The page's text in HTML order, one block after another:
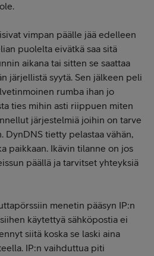
vimpan päälle jää edelleen
puolelta eivätkä saa sitä
aikana tai sitten se saattaa
järjellistä syytä. Sen jälkeen peli
rumba ihan jo
ties mihin asti riippuen miten
järjestelmiä joihin on tarve
DynDNS tietty pelastaa vähän,
paikkaan. Ikävin tilanne on jos
päällä ja tarvitset yhteyksiä
menetin pääsyn IP:n
käytettyä sähköpostia ei
siitä koska se laski aina
IP:n vaihduttua piti